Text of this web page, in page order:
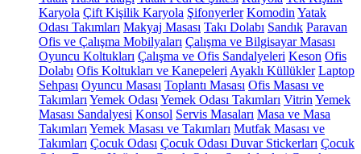
Karyola Çift Kişilik Karyola Şifonyerler Komodin Yatak
Odası Takımları Makyaj Masası Takı Dolabı Sandık Paravan
Ofis ve Çalışma Mobilyaları Çalışma ve Bilgisayar Masası
Oyuncu Koltukları Çalışma ve Ofis Sandalyeleri Keson Ofis
Dolabı Ofis Koltukları ve Kanepeleri Ayaklı Küllükler Laptop
Sehpası Oyuncu Masası Toplantı Masası Ofis Masası ve
Takımları Yemek Odası Yemek Odası Takımları Vitrin Yemek
Masası Sandalyesi Konsol Servis Masaları Masa ve Masa
Takımları Yemek Masası ve Takımları Mutfak Masası ve
Takımları Çocuk Odası Çocuk Odası Duvar Stickerları Çocuk